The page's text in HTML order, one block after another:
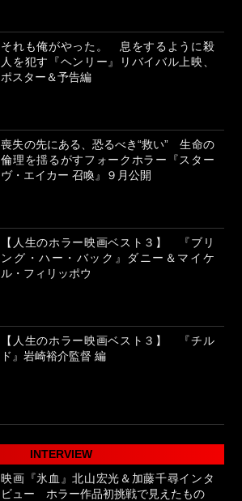
それも俺がやった。 息をするように殺
人を犯す『ヘンリー』リバイバル上映、
ポスター＆予告編
喪失の先にある、恐るべき“救い” 生命の
倫理を揺るがすフォークホラー『スター
ヴ・エイカー 召喚』９月公開
【人生のホラー映画ベスト３】 『ブリ
ング・ハー・バック』ダニー＆マイケ
ル・フィリッポウ
【人生のホラー映画ベスト３】 『チル
ド』岩崎裕介監督 編
INTERVIEW
映画『氷血』北山宏光＆加藤千尋インタ
ビュー ホラー作品初挑戦で見えたもの